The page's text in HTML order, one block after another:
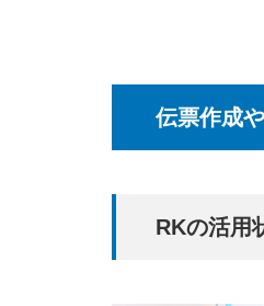
伝票作成
RKの活用